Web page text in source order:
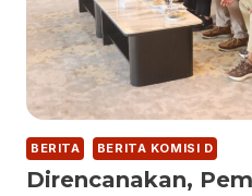
BERITA BERITA KOMISI D
Direncanakan,